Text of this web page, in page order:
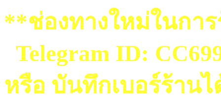
**ช่องทางใหม่ในกา
Telegram ID:
หรือ บันทึกเบอร์ร้านไ